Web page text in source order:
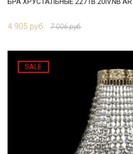
4 905 руб. 7 006 руб.
SALE